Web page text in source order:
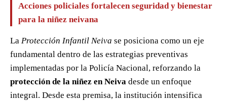
Acciones policiales fortalecen seguridad y bienestar
para la niñez neivana
La Protección Infantil Neiva se posiciona como un eje
fundamental dentro de las estrategias preventivas
implementadas por la Policía Nacional, reforzando la
protección de la niñez en Neiva desde un enfoque
integral. Desde esta premisa, la institución intensifica